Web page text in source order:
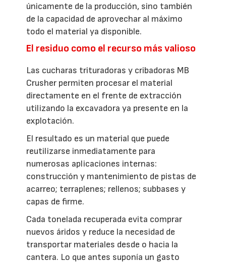
únicamente de la producción, sino también
de la capacidad de aprovechar al máximo
todo el material ya disponible.
El residuo como el recurso más valioso
Las cucharas trituradoras y cribadoras MB
Crusher permiten procesar el material
directamente en el frente de extracción
utilizando la excavadora ya presente en la
explotación.
El resultado es un material que puede
reutilizarse inmediatamente para
numerosas aplicaciones internas:
construcción y mantenimiento de pistas de
acarreo; terraplenes; rellenos; subbases y
capas de firme.
Cada tonelada recuperada evita comprar
nuevos áridos y reduce la necesidad de
transportar materiales desde o hacia la
cantera. Lo que antes suponía un gasto